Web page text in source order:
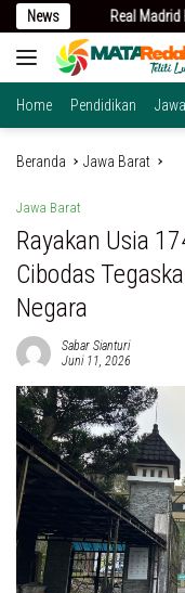
Langsung
ke
konten
News
Pagari Vinícius Júnior
Home Pendidikan
Beranda Jawa Barat
Jawa Barat
Rayakan Usia
Cibodas
Negara
Sabar Sianturi
Juni 11, 2026